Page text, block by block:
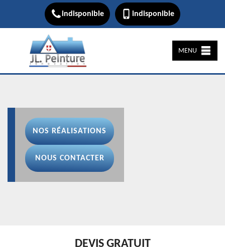
indisponible indisponible
MENU
NOS RÉALISATIONS
NOUS CONTACTER
DEVIS GRATUIT